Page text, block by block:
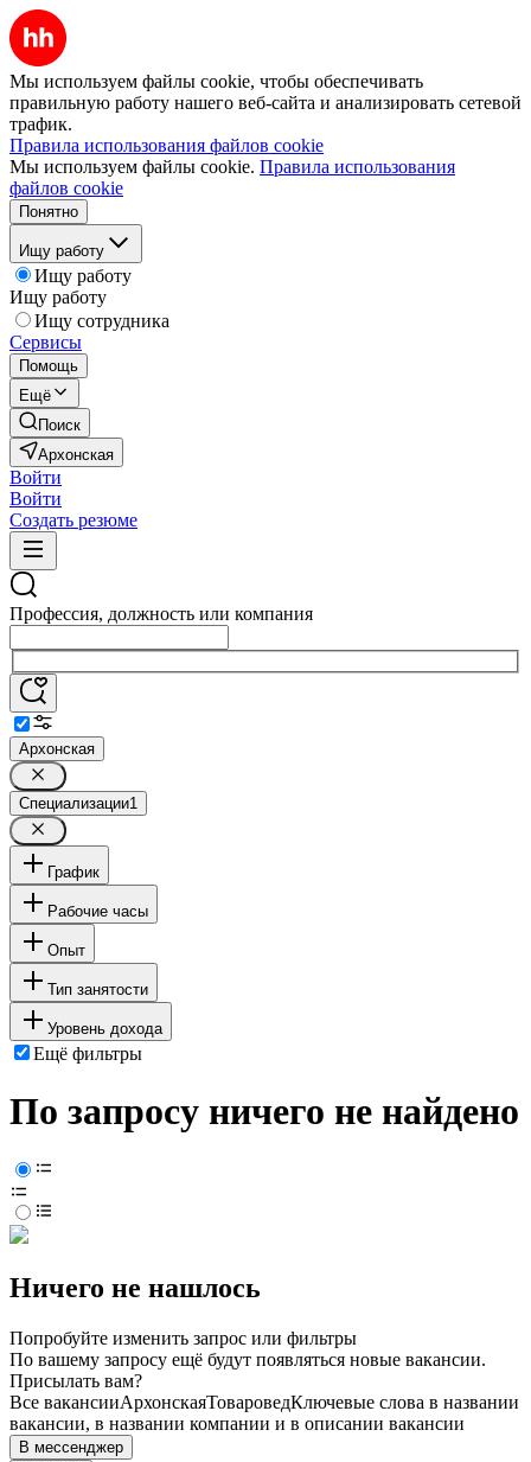
Мы используем файлы cookie, чтобы обеспечивать
правильную работу нашего веб-сайта и анализировать сетевой
трафик.
Правила использования файлов cookie
Мы используем файлы cookie. Правила использования
файлов cookie
Понятно
Ищу работу
Ищу работу
Ищу работу
Ищу сотрудника
Сервисы
Помощь
Ещё
Поиск
Архонская
Войти
Войти
Создать резюме
Профессия, должность или компания
Архонская
Специализации1
График
Рабочие часы
Опыт
Тип занятости
Уровень дохода
Ещё фильтры
По запросу ничего не найдено
Ничего не нашлось
Попробуйте изменить запрос или фильтры
По вашему запросу ещё будут появляться новые вакансии.
Присылать вам?
Все вакансииАрхонскаяТовароведКлючевые слова в названии
вакансии, в названии компании и в описании вакансии
В мессенджер